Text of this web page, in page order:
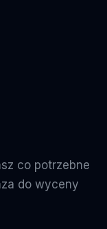
co potrzebne
do wyceny